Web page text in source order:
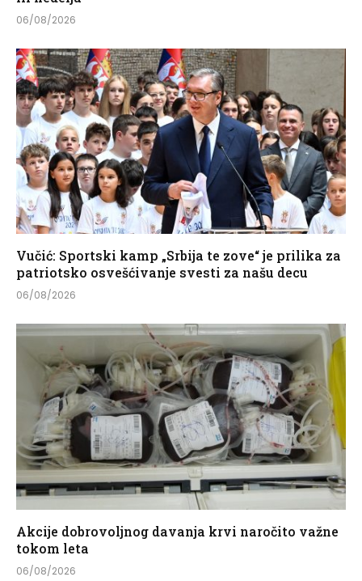
06/08/2026
Vučić: Sportski kamp „Srbija te zove“ je prilika za
patriotsko osvešćivanje svesti za našu decu
06/08/2026
Akcije dobrovoljnog davanja krvi naročito važne
tokom leta
06/08/2026